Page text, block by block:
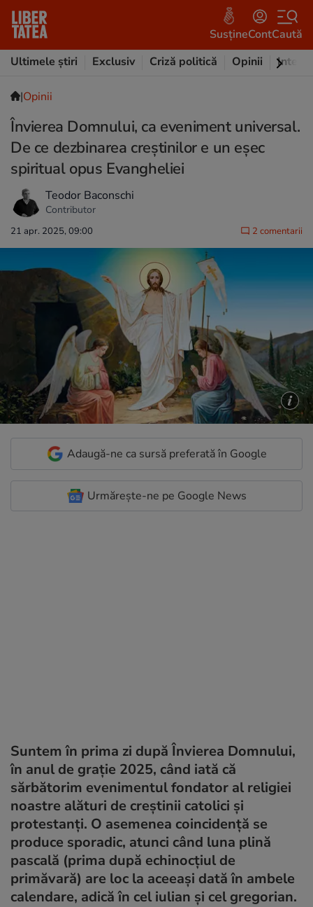
SusțineContCaută
Ultimele știri
Exclusiv Criză politică Opinii
|Opinii
Învierea Domnului, ca eveniment universal.
De ce dezbinarea creștinilor e un eșec
spiritual opus Evangheliei
Teodor Baconschi
Contributor
21 apr. 2025, 09:00 2 comentarii
Adaugă-ne ca sursă preferată în Google
Urmărește-ne pe Google News
Suntem în prima zi după Învierea Domnului,
în anul de grație 2025, când iată că
sărbătorim evenimentul fondator al religiei
noastre alături de creștinii catolici și
protestanți. O asemenea coincidență se
produce sporadic, atunci când luna plină
pascală (prima după echinocțiul de
primăvară) are loc la aceeași dată în ambele
calendare, adică în cel iulian și cel gregorian.